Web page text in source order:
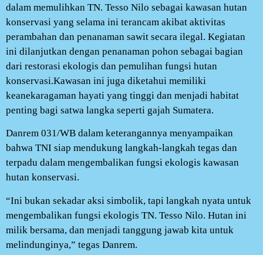
dalam memulihkan TN. Tesso Nilo sebagai kawasan hutan
konservasi yang selama ini terancam akibat aktivitas
perambahan dan penanaman sawit secara ilegal. Kegiatan
ini dilanjutkan dengan penanaman pohon sebagai bagian
dari restorasi ekologis dan pemulihan fungsi hutan
konservasi.Kawasan ini juga diketahui memiliki
keanekaragaman hayati yang tinggi dan menjadi habitat
penting bagi satwa langka seperti gajah Sumatera.
Danrem 031/WB dalam keterangannya menyampaikan
bahwa TNI siap mendukung langkah-langkah tegas dan
terpadu dalam mengembalikan fungsi ekologis kawasan
hutan konservasi.
“Ini bukan sekadar aksi simbolik, tapi langkah nyata untuk
mengembalikan fungsi ekologis TN. Tesso Nilo. Hutan ini
milik bersama, dan menjadi tanggung jawab kita untuk
melindunginya,” tegas Danrem.